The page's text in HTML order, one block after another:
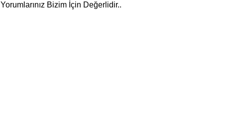
Yorumlarınız Bizim İçin Değerlidir..